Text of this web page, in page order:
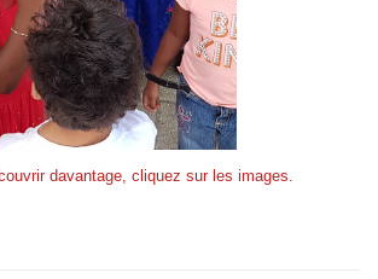
davantage, cliquez sur les images.